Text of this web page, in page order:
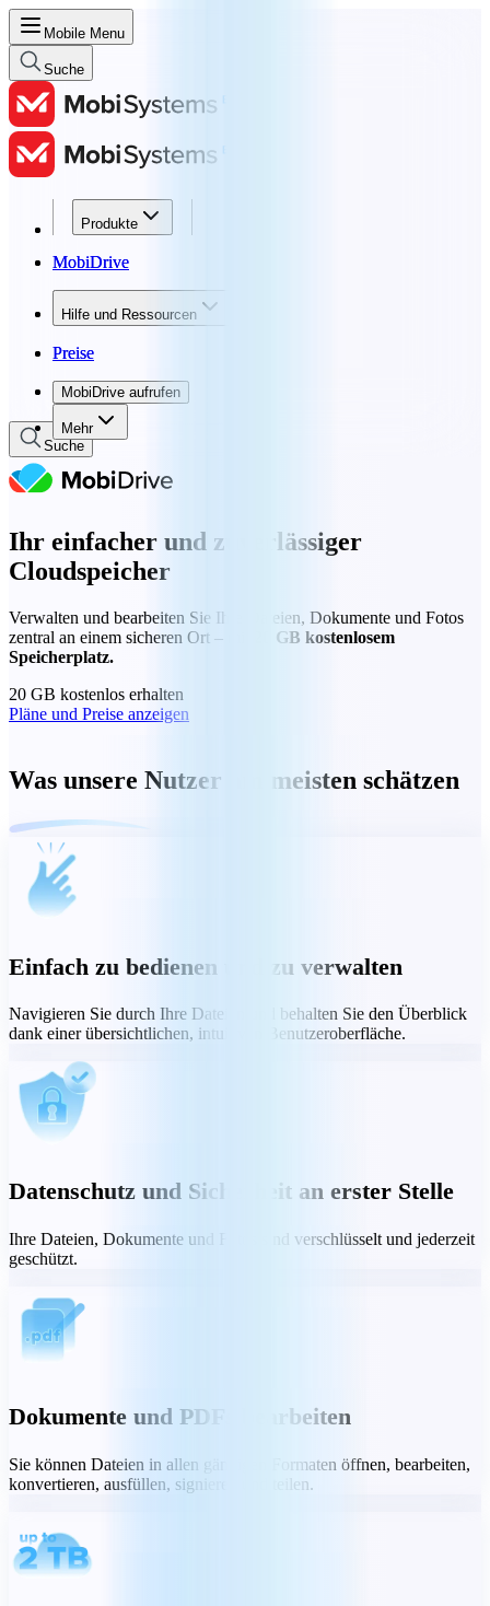
Mobile Menu
Suche
Produkte
MobiDrive
Hilfe und Ressourcen
Preise
MobiDrive aufrufen
Mehr
Produkte
MobiDrive
Hilfe und Ressourcen
Preise
MobiDrive aufrufen
Suche
Ihr einfacher und zuverlässiger
Cloudspeicher
Verwalten und bearbeiten Sie Ihre Dateien, Dokumente und Fotos
zentral an einem sicheren Ort – mit
20 GB kostenlosem
Speicherplatz.
20 GB kostenlos erhalten
Pläne und Preise anzeigen
Was unsere Nutzer am meisten schätzen
Einfach zu bedienen und zu verwalten
Navigieren Sie durch Ihre Dateien und behalten Sie den Überblick
dank einer übersichtlichen, intuitiven Benutzeroberfläche.
Datenschutz und Sicherheit an erster Stelle
Ihre Dateien, Dokumente und Fotos sind verschlüsselt und jederzeit
geschützt.
Dokumente und PDFs bearbeiten
Sie können Dateien in allen gängigen Formaten öffnen, bearbeiten,
konvertieren, ausfüllen, signieren und teilen.